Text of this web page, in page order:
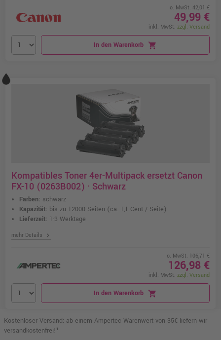
o. MwSt. 42,01 €
49,99 €
inkl. MwSt. zzgl. Versand
In den Warenkorb shopping_cart
Kompatibles Toner 4er-Multipack ersetzt Canon
FX-10 (0263B002) · Schwarz
Farben: schwarz
Kapazität: bis zu 12000 Seiten (ca. 1,1 Cent / Seite)
Lieferzeit: 1-3 Werktage
mehr Details chevron_right
o. MwSt. 106,71 €
126,98 €
inkl. MwSt. zzgl. Versand
In den Warenkorb shopping_cart
Kostenloser Versand: ab einem Ampertec Warenwert von 35€ liefern wir
versandkostenfrei!¹